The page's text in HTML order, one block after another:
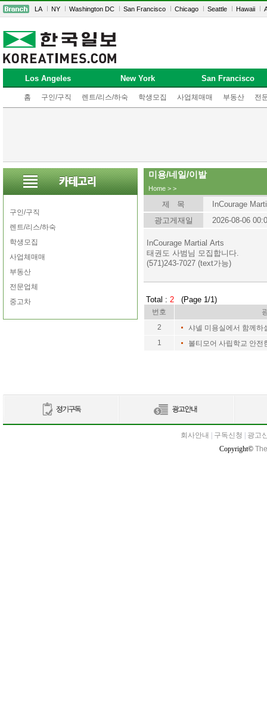
LA NY Washington DC San Francisco Chicago Seattle Hawaii
Los Angeles New York San Francisco
홈 구인/구직 렌트/리스/하숙 학생모집 사업체매매 부동산 전
구인/구직
렌트/리스/하숙
학생모집
사업체매매
부동산
전문업체
중고차
미용/네일/이발
Home > >
제 목
InCourage
광고게재일
2026-08-06
InCourage Martial Arts
태권도 사범님 모집합니다.
(571)243-7027 (text가능)
Total : 2 (Page 1/1)
번호
2
샤넬 미용실에서 함께하
1
볼티모어 사립학교 안전
회사안내 구독신청
광고
Copyright©